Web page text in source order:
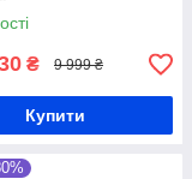
₴ 9 999 ₴
Купити